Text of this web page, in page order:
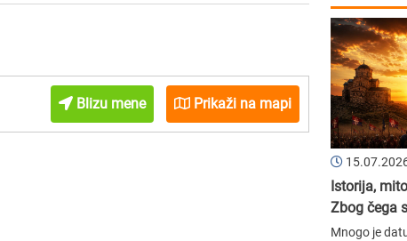
Blizu mene Prikaži na mapi
Istorija,
Zbog čega
Mnogo je